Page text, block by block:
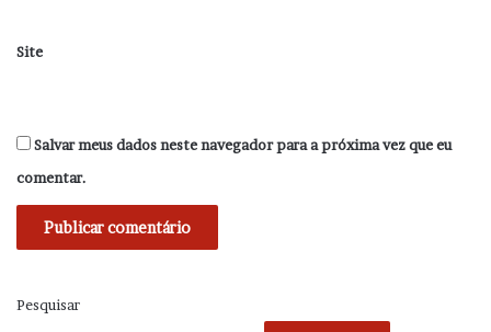
Site
Salvar meus dados neste navegador para a próxima vez que eu
comentar.
Pesquisar